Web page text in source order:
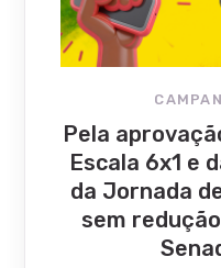
Pela
Escala 6x1 e
da Jornada
sem